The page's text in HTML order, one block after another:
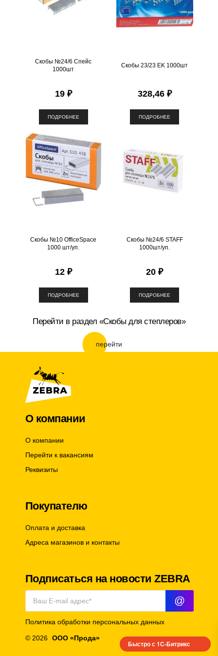
Скобы №24/6 Спейс
1000шт
19 ₽
ПОДРОБНЕЕ
Скобы 23/23 EK 1000шт
328,46 ₽
ПОДРОБНЕЕ
Скобы №10 OfficeSpace
1000 шт/уп.
12 ₽
ПОДРОБНЕЕ
Скобы №24/6 STAFF
1000шт/уп.
20 ₽
ПОДРОБНЕЕ
Перейти в раздел «Скобы для степлеров»
перейти
О компании
О компании
Перейти к вакансиям
Реквизиты
Покупателю
Оплата и доставка
Адреса магазинов и контакты
Подписаться на новости ZEBRA
@
Политика обработки персональных данных
© 2026 ООО «Прода»
Быстро с 1С-Битрикс